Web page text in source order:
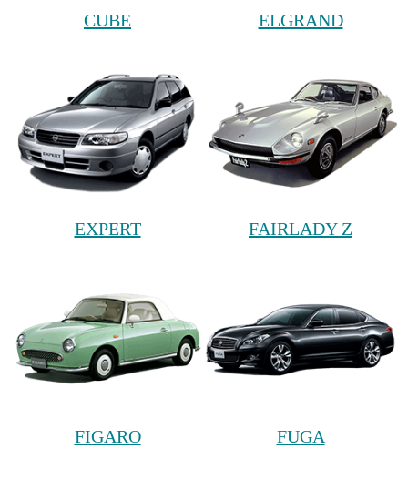
CUBE ELGRAND
EXPERT FAIRLADY Z
FIGARO FUGA